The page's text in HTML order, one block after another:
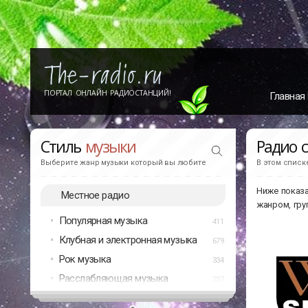
ПОРТАЛ ОНЛАЙН РАДИОСТАНЦИЙ! Главная
Стиль музыки
Выберите жанр музыки который вы любите
Местное радио
Популярная музыка 411
Клубная и электронная музыка 679
Рок музыка 334
Расслабляющая музыка
Радио
В этом
Ниже
жанром,